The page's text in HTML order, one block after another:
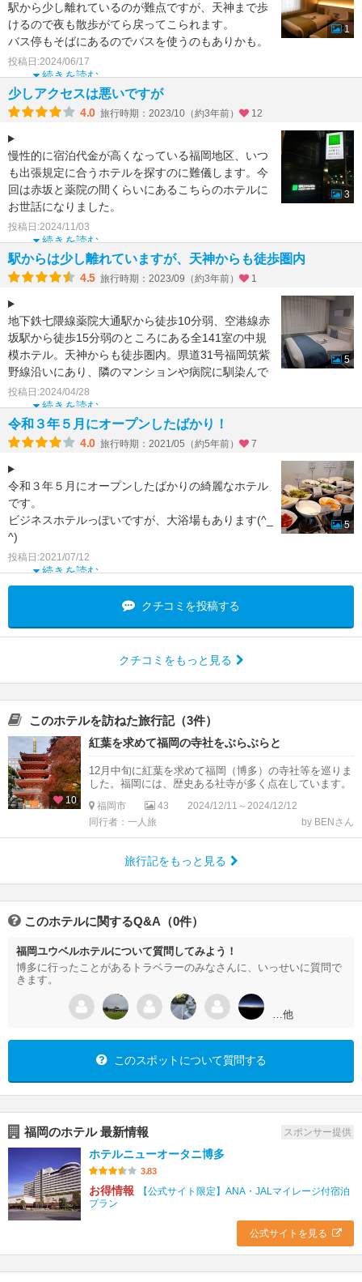
駅から少し離れているのが難点ですが、天神まで歩
けるので夜も散歩がてら戻ってこられます。
バス停もそばにあるのでバスを使うのもありかも。
部屋は狭いですが新しいのでとて
続きを読む
投稿日:2024/06/17
1
少しアクセスは悪いですが
4.0 旅行時期：2023/10（約3年前） 12
慢性的に宿泊代金が高くなっている福岡地区、いつ
も出張規定に合うホテルを探すのに難儀します。今
回は赤坂と薬院の間くらいにあるこちらのホテルに
お世話になりました。
お部屋のサイズはちょうどよい感じ、
続きを読む
投稿日:2024/11/03
3
駅からは少し離れていますが、天神からも徒歩圏内
4.5 旅行時期：2023/09（約3年前） 1
地下鉄七隈線薬院大通駅から徒歩10分弱、空港線赤
坂駅から徒歩15分弱のところにある全141室の中規
模ホテル。天神からも徒歩圏内。県道31号福岡筑紫
野線沿いにあり、隣のマンションや病院に馴染んで
きて、夜
続きを読む
投稿日:2024/04/28
5
令和３年５月にオープンしたばかり！
4.0 旅行時期：2021/05（約5年前） 7
令和３年５月にオープンしたばかりの綺麗なホテル
です。
ビジネスホテルっぽいですが、大浴場もあります(^_
^)
プレオープンで宿泊したのですが、飲食店などがた
くさんある、天神西通りまで徒歩圏内で
続きを読む
投稿日:2021/07/12
5
クチコミを投稿する
クチコミをもっと見る
このホテルを訪ねた旅行記（3件）
10
紅葉を求めて福岡の寺社をぶらぶらと
12月中旬に紅葉を求めて福岡（博多）の寺社等を巡りま
した。福岡には、歴史ある社寺が多く点在しています。
福岡市 43
2024/12/11～2024/12/12
同行者：一人旅
by BENさん
旅行記をもっと見る
このホテルに関するQ&A（0件）
福岡ユウベルホテルについて質問してみよう！
博多に行ったことがあるトラベラーのみなさんに、いっせいに質問で
きます。
…他
このスポットについて質問する
福岡のホテル 最新情報 スポンサー提供
ホテルニューオータニ博多
3.83
お得情報
【公式サイト限定】ANA・JALマイレージ付宿泊
プラン
公式サイトを見る